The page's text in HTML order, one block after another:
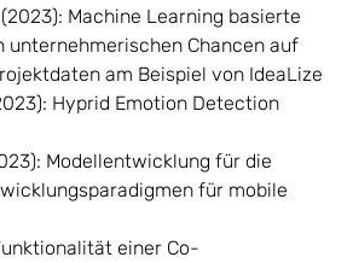
Machine Learning basierte
unternehmerischen Chancen auf
am Beispiel von IdeaLize
Hyprid Emotion Detection
Modellentwicklung für die
für mobile
einer Co-